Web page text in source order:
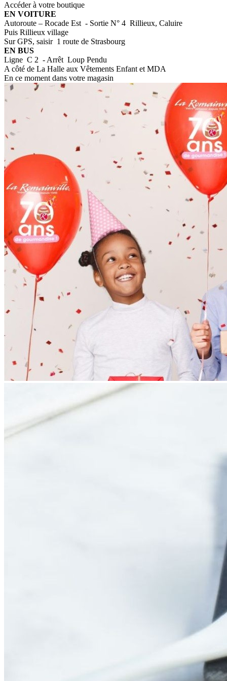
Accéder à votre boutique
EN VOITURE
Autoroute – Rocade Est - Sortie N° 4 Rillieux, Caluire
Puis Rillieux village
Sur GPS, saisir 1 route de Strasbourg
EN BUS
Ligne C 2 - Arrêt Loup Pendu
A côté de La Halle aux Vêtements Enfant et MDA
En ce moment dans votre magasin